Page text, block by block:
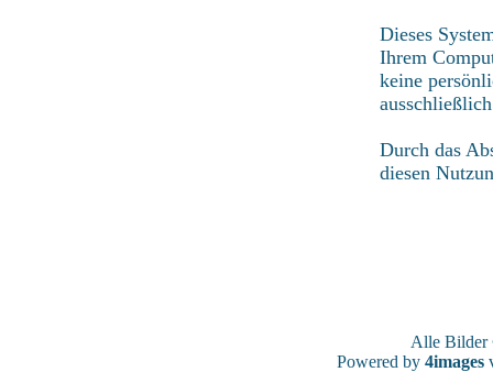
Dieses
Ihrem
keine
Durch das
diesen
Alle
Powered by 4images